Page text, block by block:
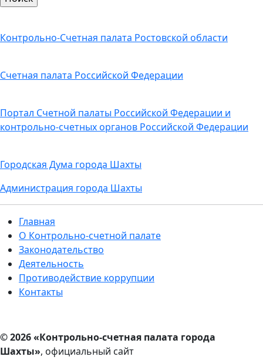
Контрольно-Счетная палата Ростовской области
Счетная палата Российской Федерации
Портал Счетной палаты Российской Федерации и
контрольно-счетных органов Российской Федерации
Городская Дума города Шахты
Администрация города Шахты
Главная
О Контрольно-счетной палате
Законодательство
Деятельность
Противодействие коррупции
Контакты
© 2026 «Контрольно-счетная палата города
Шахты», официальный сайт